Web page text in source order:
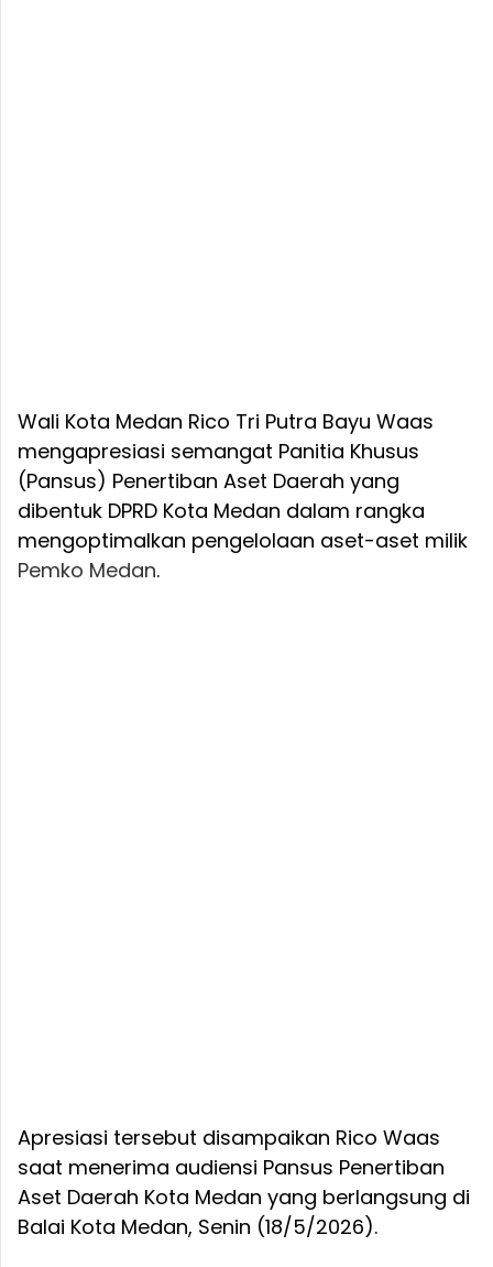
Wali Kota Medan Rico Tri Putra Bayu Waas
mengapresiasi semangat Panitia Khusus
(Pansus) Penertiban Aset Daerah yang
dibentuk DPRD Kota Medan dalam rangka
mengoptimalkan pengelolaan aset-aset milik
Pemko Medan.
Apresiasi tersebut disampaikan Rico Waas
saat menerima audiensi Pansus Penertiban
Aset Daerah Kota Medan yang berlangsung di
Balai Kota Medan, Senin (18/5/2026).